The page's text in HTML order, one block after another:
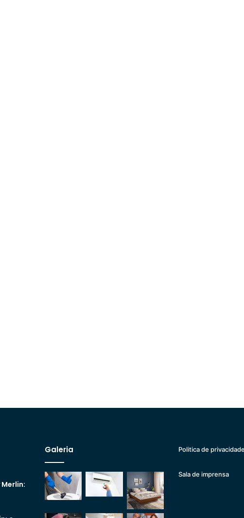
Galeria Politica de privacidade
Sala de imprensa